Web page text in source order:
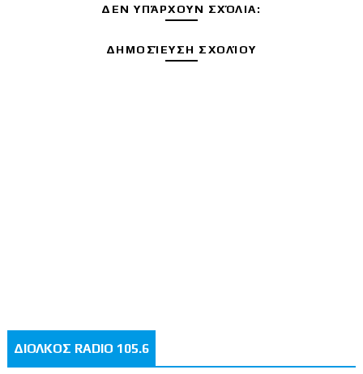
ΔΕΝ ΥΠΆΡΧΟΥΝ ΣΧΌΛΙΑ:
ΔΗΜΟΣΊΕΥΣΗ ΣΧΟΛΊΟΥ
ΔΙΟΛΚΟΣ RADIO 105.6